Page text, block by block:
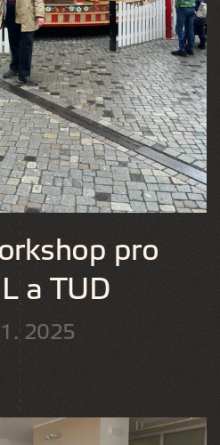
pro
a TUD
2025